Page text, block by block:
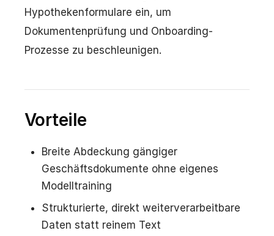
Hypothekenformulare ein, um
Dokumentenprüfung und Onboarding-
Prozesse zu beschleunigen.
Vorteile
Breite Abdeckung gängiger
Geschäftsdokumente ohne eigenes
Modelltraining
Strukturierte, direkt weiterverarbeitbare
Daten statt reinem Text